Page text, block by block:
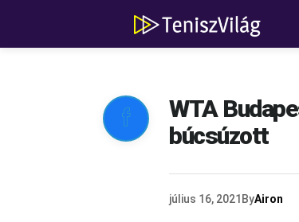

WTA
búcsúzott
július 16, 2021 ByAiron